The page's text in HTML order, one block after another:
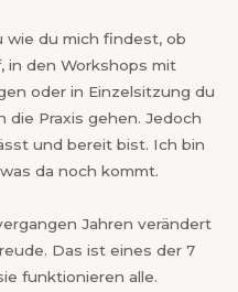
wie du mich findest, ob
in den Workshops mit
oder in Einzelsitzung du
die Praxis gehen. Jedoch
und bereit bist. Ich bin
da noch kommt.
Jahren verändert
Das ist eines der 7
funktionieren alle.